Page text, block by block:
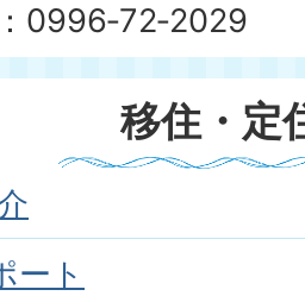
0996‐72‐2029
移住・定
ート